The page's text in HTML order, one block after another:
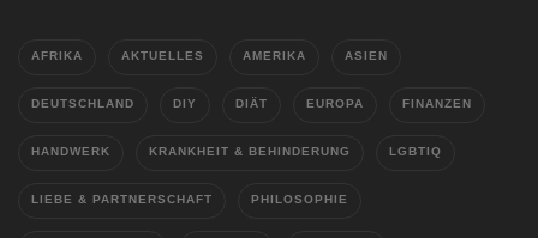
AFRIKA AKTUELLES AMERIKA ASIEN
DEUTSCHLAND DIY DIÄT EUROPA FINANZEN
HANDWERK KRANKHEIT & BEHINDERUNG LGBTIQ
LIEBE & PARTNERSCHAFT PHILOSOPHIE